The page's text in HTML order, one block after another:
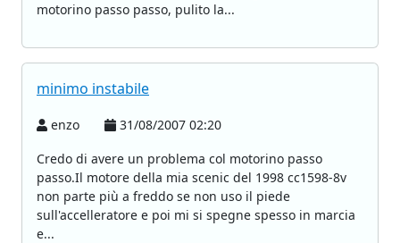
motorino passo passo, pulito la...
minimo instabile
enzo
31/08/2007 02:20
Credo di avere un problema col motorino passo
passo.Il motore della mia scenic del 1998 cc1598-8v
non parte più a freddo se non uso il piede
sull'accelleratore e poi mi si spegne spesso in marcia
e...